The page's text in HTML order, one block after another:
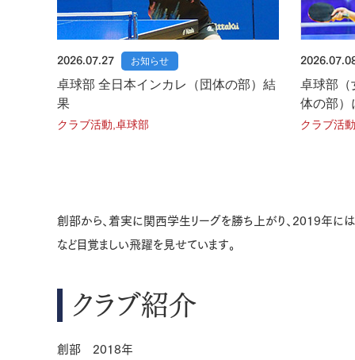
2026.07.27 お知らせ
卓球部 全日本インカレ（団体の部）結
果
クラブ活動,卓球部
卓球部（
体の部）
クラブ活
創部から、着実に関西学生リーグを勝ち上がり、2019年
など目覚ましい飛躍を見せています。
クラブ紹介
創部 2018年